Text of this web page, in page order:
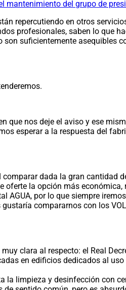
del grupo de
repercutiendo en otros
profesionales, saben lo que
suficientemente asequibles
nos deje el aviso y ese
esperar a la respuesta del
dada la gran cantidad
la opción más
AGUA, por lo que siempre
compararnos con los
clara al respecto: el Real
en edificios dedicados al
limpieza y desinfección con